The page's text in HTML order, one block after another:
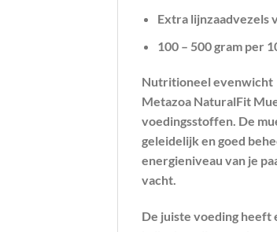
Extra lijnzaadvezels
100 – 500 gram per
Nutritioneel evenwicht
Metazoa NaturalFit
voedingsstoffen. De
geleidelijk en goed
energieniveau van je
vacht.
De juiste voeding